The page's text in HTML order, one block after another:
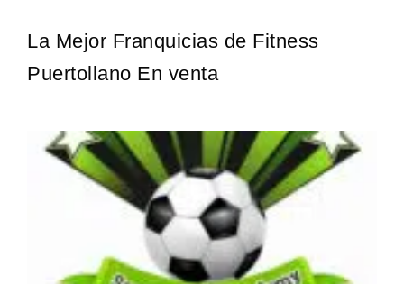
La Mejor Franquicias de Fitness
Puertollano En venta